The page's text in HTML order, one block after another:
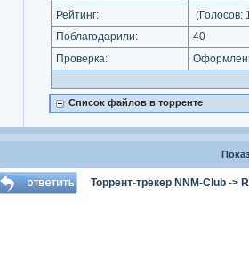
Рейтинг: (Голосов:
Поблагодарили:
40
Проверка:
Список файлов в торренте
Торрент-трекер NNM-Club->